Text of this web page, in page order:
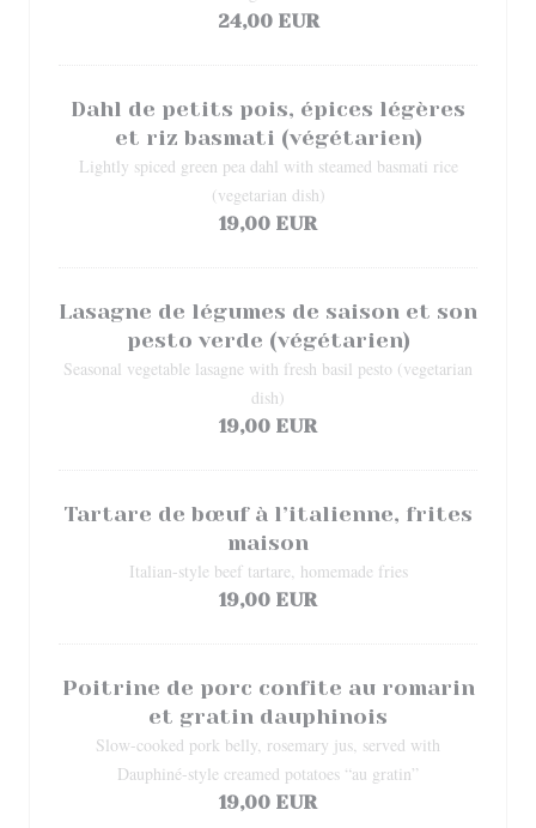
24,00 EUR
Dahl de petits pois, épices légères
et riz basmati (végétarien)
Lightly spiced green pea dahl with steamed basmati rice
(vegetarian dish)
19,00 EUR
Lasagne de légumes de saison et son
pesto verde (végétarien)
Seasonal vegetable lasagne with fresh basil pesto (vegetarian
dish)
19,00 EUR
Tartare de bœuf à l’italienne, frites
maison
Italian-style beef tartare, homemade fries
19,00 EUR
Poitrine de porc confite au romarin
et gratin dauphinois
Slow-cooked pork belly, rosemary jus, served with
Dauphiné-style creamed potatoes “au gratin”
19,00 EUR